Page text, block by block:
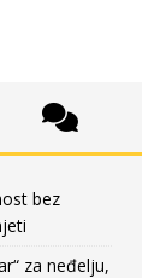
bez
za neđelju,